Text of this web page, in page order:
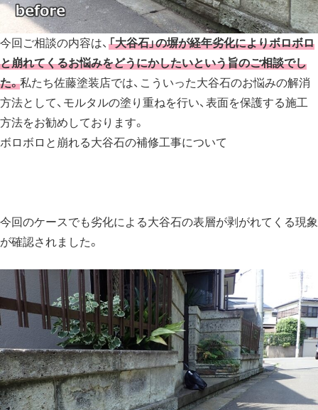
今回ご相談の内容は、 「大谷石」の塀が経年劣化によりボロボロ
と崩れてくるお悩みをどうにかしたいという旨のご相談でし
た。私たち佐藤塗装店では、こういった大谷石のお悩みの解消
方法として、モルタルの塗り重ねを行い、表面を保護する施工
方法をお勧めしております。
ボロボロと崩れる大谷石の補修工事について
今回のケースでも劣化による大谷石の表層が剥がれてくる現象
が確認されました。